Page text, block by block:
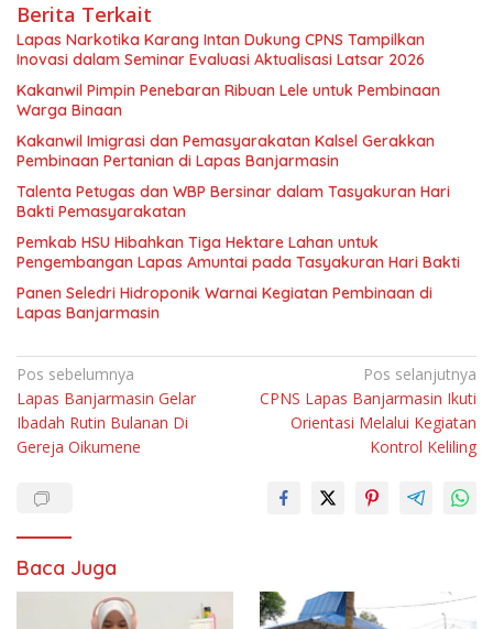
Berita Terkait
Lapas Narkotika Karang Intan Dukung CPNS Tampilkan
Inovasi dalam Seminar Evaluasi Aktualisasi Latsar 2026
Kakanwil Pimpin Penebaran Ribuan Lele untuk Pembinaan
Warga Binaan
Kakanwil Imigrasi dan Pemasyarakatan Kalsel Gerakkan
Pembinaan Pertanian di Lapas Banjarmasin
Talenta Petugas dan WBP Bersinar dalam Tasyakuran Hari
Bakti Pemasyarakatan
Pemkab HSU Hibahkan Tiga Hektare Lahan untuk
Pengembangan Lapas Amuntai pada Tasyakuran Hari Bakti
Panen Seledri Hidroponik Warnai Kegiatan Pembinaan di
Lapas Banjarmasin
Navigasi
pos
Pos sebelumnya
Lapas Banjarmasin Gelar
Ibadah Rutin Bulanan Di
Gereja Oikumene
Pos selanjutnya
CPNS Lapas Banjarmasin Ikuti
Orientasi Melalui Kegiatan
Kontrol Keliling
Baca Juga